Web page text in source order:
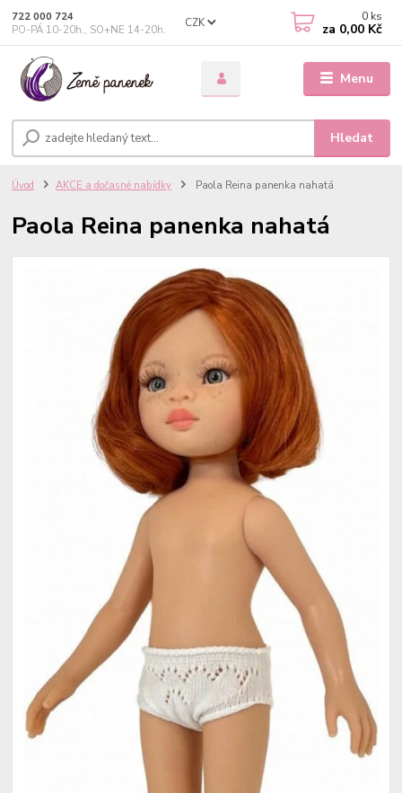
Menu
CZK
Hledat
722 000 724
PO-PÁ 10-20h., SO+NE 14-20h.
0 ks
za 0,00 Kč
Úvod AKCE a dočasné nabídky Paola Reina panenka nahatá
Paola Reina panenka nahatá